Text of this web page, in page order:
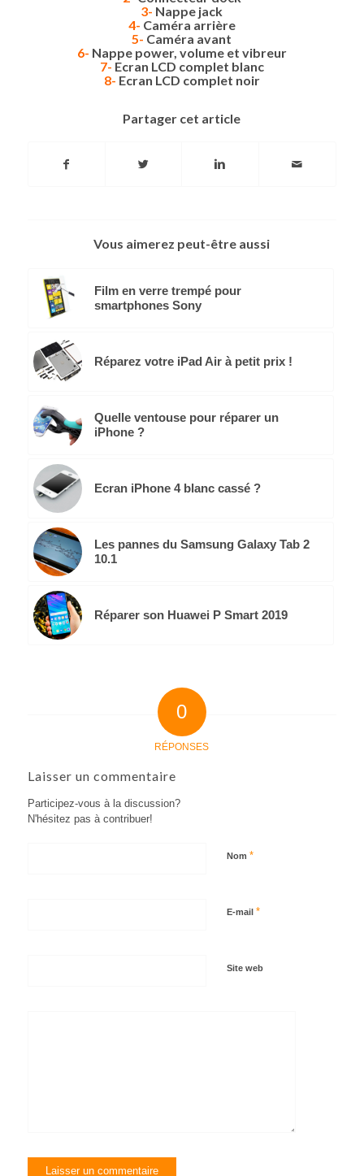
3- Nappe jack
4- Caméra arrière
5- Caméra avant
6- Nappe power, volume et vibreur
7- Ecran LCD complet blanc
8- Ecran LCD complet noir
Partager cet article
Vous aimerez peut-être aussi
Film en verre trempé pour
smartphones Sony
Réparez votre iPad Air à petit prix !
Quelle ventouse pour réparer un
iPhone ?
Ecran iPhone 4 blanc cassé ?
Les pannes du Samsung Galaxy Tab 2
10.1
Réparer son Huawei P Smart 2019
0
RÉPONSES
Laisser un commentaire
Participez-vous à la discussion?
N'hésitez pas à contribuer!
Nom *
E-mail *
Site web